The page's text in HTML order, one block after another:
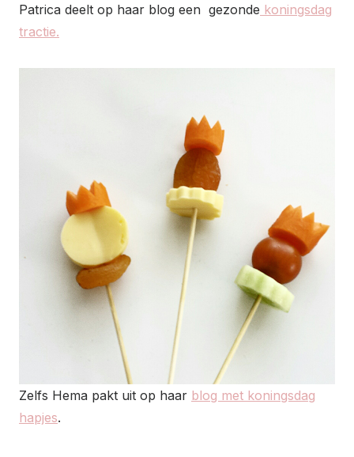
Patrica deelt op haar blog een gezonde koningsdag
tractie.
Zelfs Hema pakt uit op haar blog met koningsdag
hapjes.